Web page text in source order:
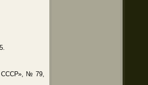
СССР», № 79,